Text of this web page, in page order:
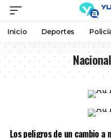
Inicio Deportes
Los peligros de un cambio a